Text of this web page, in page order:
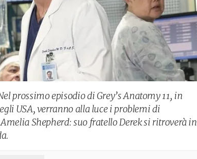
prossimo episodio di Grey’s Anatomy 11, in
USA, verranno alla luce i problemi di
Shepherd: suo fratello Derek si ritroverà in